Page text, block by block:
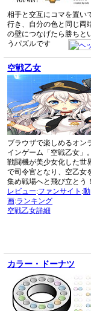
相手と交互にコマを置い
行き、自分の色と同じ両
の壁につなげたら勝ちと
うパズルです
空戦乙女
ブラウザで楽しめるオン
インゲーム「空戦乙女」。
戦闘機が美少女化した世
で司令官となり、空乙女
集め戦場へと飛び立とう！
レビュー:ファンサイト :動
画:ランキング
空戦乙女詳細
カラー・ドーナツ